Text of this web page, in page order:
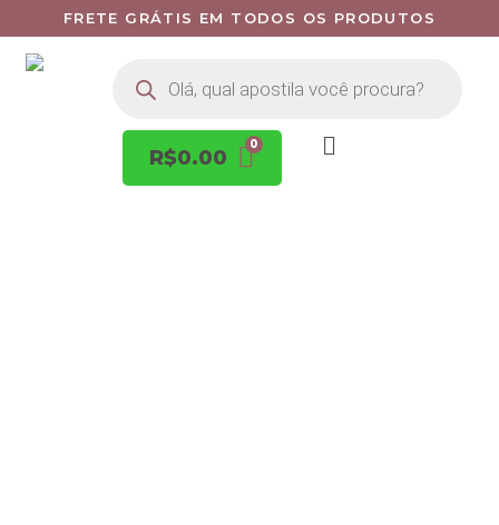
FRETE GRÁTIS EM TODOS OS PRODUTOS
R$0.00